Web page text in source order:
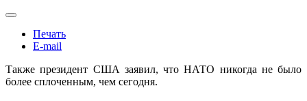
Печать
E-mail
Также президент США заявил, что НАТО никогда не было
более сплоченным, чем сегодня.